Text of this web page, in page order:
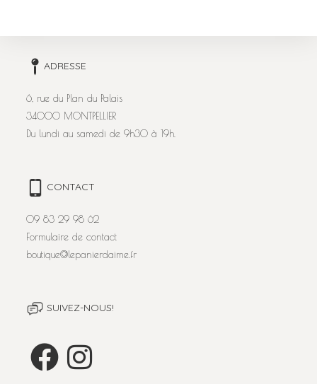
ADRESSE
6, rue du Plan du Palais
34000 MONTPELLIER
Du lundi au samedi de 9h30 à 19h.
CONTACT
09 83 29 98 62
Formulaire de contact
boutique@lepanierdaime.fr
SUIVEZ-NOUS!